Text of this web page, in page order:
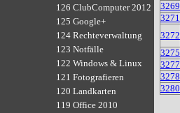
126 ClubComputer 2012
125 Google+
124 Rechteverwaltung
123 Notfälle
122 Windows & Linux
121 Fotografieren
120 Landkarten
119 Office 2010
3269
3271
3272
3275
3277
3278
3280